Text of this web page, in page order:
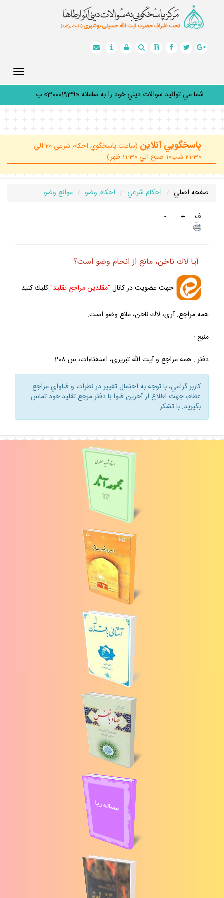
شما مي توانيد سوالات ديني خود را به سامانه «30001939» پيام
پاسخگويي آنلاين
(ساعت پاسخگوي احكام شرعي 20 الي
21:30 شب10 صبح الي 11:30 ظهر)
صفحه اصلي احكام شرعي احكام وضو
موانع وضو
ف
+
-
آيا لاك ناخن، مانع از انجام وضو است؟
جهت عضويت در كانال "مقلدين مراجع تقليد"كليك كنيد
همه مراجع: آرى، لاك ناخن، مانع وضو است.
منبع :
دفتر : همه مراجع و آيت الله تبريزى، استفتاءات، س 208
كاربر گرامي، با توجه به احتمال تغيير در نظرات و فتاواي مراجع
عظام، جهت اطلاع از آخرين فتوا با دفتر مرجع تقليد خود تماس
بگيريد. با تشكر